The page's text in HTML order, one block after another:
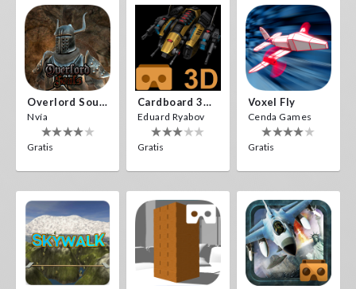
Overlord Souls VR
Nvía
Gratis
Cardboard 3D VR Space FPS Game
Eduard Ryabov
Gratis
Voxel Fly
Cenda Games
Gratis